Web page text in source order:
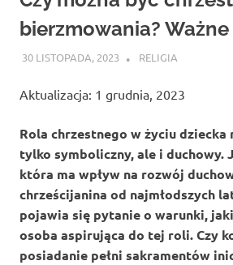
bierzmowania?
30 LISTOPADA, 2023 ATROX
RELIGIA
Aktualizacja: 1 grudnia, 2023
Rola chrzestnego w życiu dziecka
tylko symboliczny, ale i duchowy.
która ma wpływ na rozwój
chrześcijanina od najmłodszych
pojawia się pytanie o warunki,
osoba aspirująca do tej roli. Czy
posiadanie pełni sakramentów